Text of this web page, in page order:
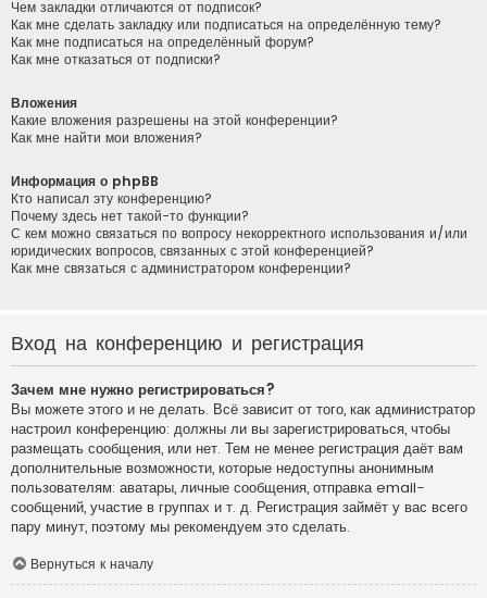
Чем закладки отличаются от подписок?
Как мне сделать закладку или подписаться на определённую тему?
Как мне подписаться на определённый форум?
Как мне отказаться от подписки?
Вложения
Какие вложения разрешены на этой конференции?
Как мне найти мои вложения?
Информация о phpBB
Кто написал эту конференцию?
Почему здесь нет такой-то функции?
С кем можно связаться по вопросу некорректного использования и/или
юридических вопросов, связанных с этой конференцией?
Как мне связаться с администратором конференции?
Вход на конференцию и регистрация
Зачем мне нужно регистрироваться?
Вы можете этого и не делать. Всё зависит от того, как администратор
настроил конференцию: должны ли вы зарегистрироваться, чтобы
размещать сообщения, или нет. Тем не менее регистрация даёт вам
дополнительные возможности, которые недоступны анонимным
пользователям: аватары, личные сообщения, отправка email-
сообщений, участие в группах и т. д. Регистрация займёт у вас всего
пару минут, поэтому мы рекомендуем это сделать.
Вернуться к началу